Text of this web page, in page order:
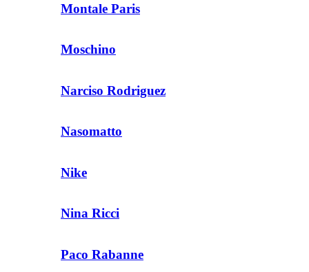
Montale Paris
Moschino
Narciso Rodriguez
Nasomatto
Nike
Nina Ricci
Paco Rabanne